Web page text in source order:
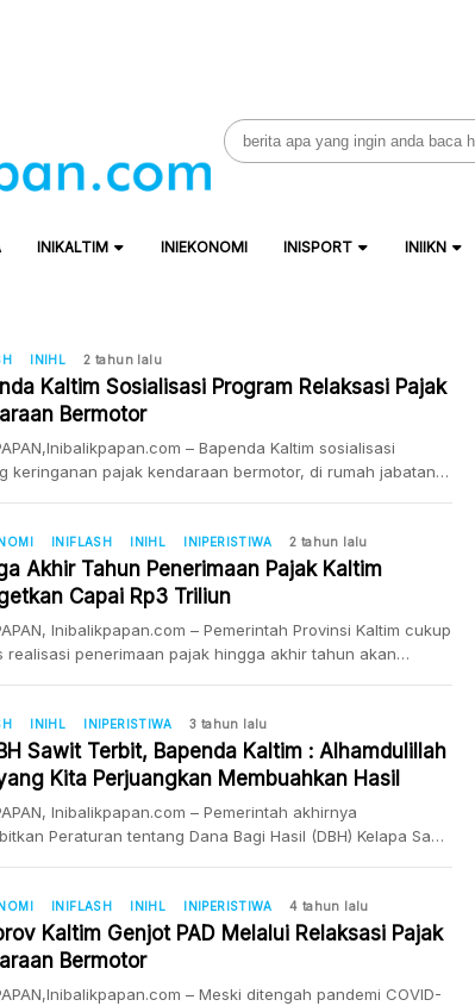
Search
for:
INIKALTIM INIEKONOMI INISPORT INIIKN
INIHL 2 tahun lalu
Kaltim Sosialisasi Program Relaksasi Pajak
Bermotor
– Bapenda Kaltim sosialisasi
keringanan pajak kendaraan bermotor, di rumah jabatan
Tugas (Plt) Kepala BPPDRD Idham dan pelaku
wajib pajak di Balikpapan. Badan Pendapatan Daerah
(Bapenda) Kaltim menggelar sosialisasi keringanan […]
INIFLASH INIHL INIPERISTIWA 2 tahun lalu
Akhir Tahun Penerimaan Pajak Kaltim
Capai Rp3 Triliun
Inibalikpapan.com – Pemerintah Provinsi Kaltim cukup
realisasi penerimaan pajak hingga akhir tahun akan
Tim Pembina Samsat Provinsi Kaltim di Hotel Platinum
Sabtu (26/8/2023).Rasa optimis itu karena kantor-
dan unit-unit pembayaran pajak sudah […]
INIHL INIPERISTIWA 3 tahun lalu
Sawit Terbit, Bapenda Kaltim : Alhamdulillah
Kita Perjuangkan Membuahkan Hasil
Inibalikpapan.com – Pemerintah akhirnya
Peraturan tentang Dana Bagi Hasil (DBH) Kelapa Sawit
bersama daerah penghasil kelapa sawit berjuang
terkait DBH Kelapa Sawit. “Alhamdulillah apa
perjuangkan membuahkan hasil dengan terbitnya PP ini,”
INIFLASH INIHL INIPERISTIWA 4 tahun lalu
Kaltim Genjot PAD Melalui Relaksasi Pajak
Bermotor
– Meski ditengah pandemi COVID-